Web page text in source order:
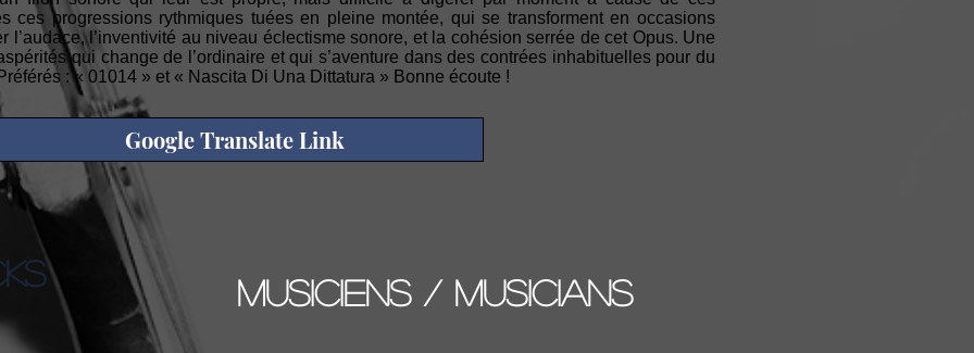
ces progressions rythmiques tuées en pleine montée, qui se transforment en occasions
l’audace, l’inventivité au niveau éclectisme sonore, et la cohésion serrée de cet Opus. Une
qui change de l’ordinaire et qui s’aventure dans des contrées inhabituelles pour du
: « 01014 » et « Nascita Di Una Dittatura » Bonne écoute !
Google Translate Link
musiciens / musicians